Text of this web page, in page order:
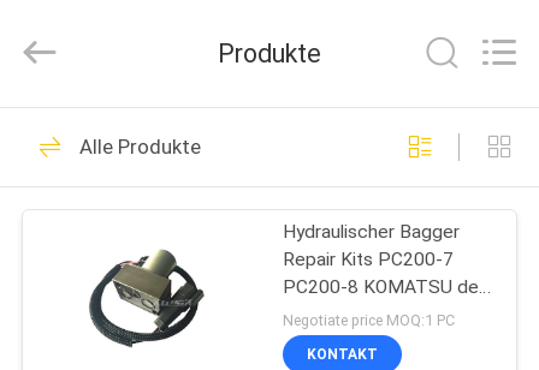
HAUS
PRODUKTE
Commerce
Rights
Bagger-
Hydraulikpumpe-
Teile
94
Produkte
Alle Produkte
Hydraulischer Bagger
Repair Kits PC200-7
PC200-8 KOMATSU des
Magnetventil-702-21-
57500
Negotiate price MOQ:1 PC
KONTAKT